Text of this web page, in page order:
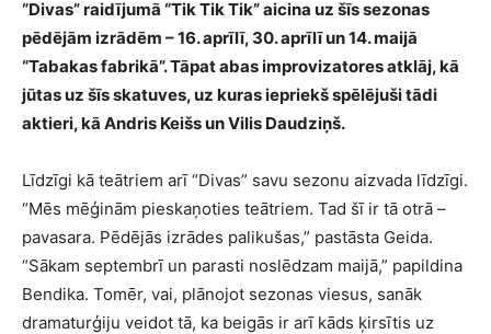
“Divas” raidījumā “Tik Tik Tik” aicina uz šīs sezonas
pēdējām izrādēm – 16. aprīlī, 30. aprīlī un 14. maijā
“Tabakas fabrikā”. Tāpat abas improvizatores atklāj, kā
jūtas uz šīs skatuves, uz kuras iepriekš spēlējuši tādi
aktieri, kā Andris Keišs un Vilis Daudziņš.
Līdzīgi kā teātriem arī “Divas” savu sezonu aizvada līdzīgi.
“Mēs mēģinām pieskaņoties teātriem. Tad šī ir tā otrā –
pavasara. Pēdējās izrādes palikušas,” pastāsta Geida.
“Sākam septembrī un parasti noslēdzam maijā,” papildina
Bendika. Tomēr, vai, plānojot sezonas viesus, sanāk
dramaturģiju veidot tā, ka beigās ir arī kāds ķirsītis uz